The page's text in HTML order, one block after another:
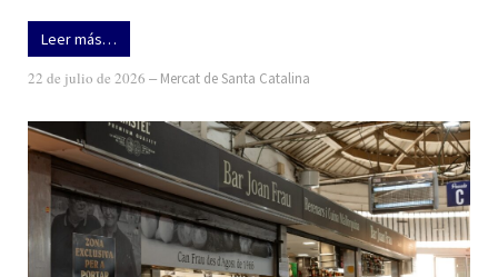
Leer más…
22 de julio de 2026 ‒ Mercat de Santa Catalina